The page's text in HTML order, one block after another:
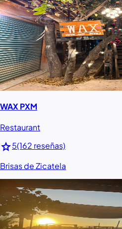
WAX PXM
Restaurant
star5(162 reseñas)
Brisas de Zicatela